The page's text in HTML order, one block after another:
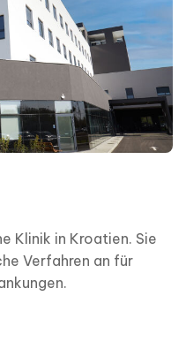
Klinik in Kroatien. Sie
Verfahren an für